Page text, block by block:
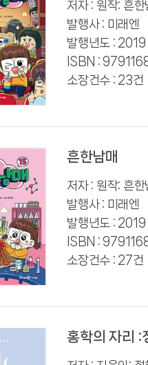
저자 : 원작: 흔한
발행사 : 미래엔
발행년도 : 2019
ISBN :
소장건수 : 23건
흔한남매
저자 : 원작: 흔한
발행사 : 미래엔
발행년도 : 2019
ISBN :
소장건수 : 27건
홍학의 자리 :